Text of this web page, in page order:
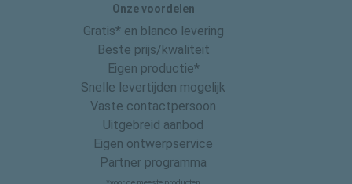
Onze voordelen
Gratis* en blanco levering
Beste prijs/kwaliteit
Eigen productie*
Snelle levertijden mogelijk
Vaste contactpersoon
Uitgebreid aanbod
Eigen ontwerpservice
Partner programma